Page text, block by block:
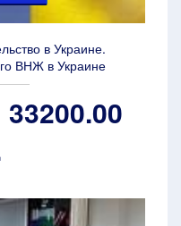
в Украине.
ВНЖ в Украине
33200.00